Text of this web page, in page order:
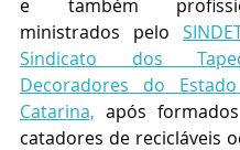
e também
ministrados pelo
Sindicato dos
Decoradores do
Catarina, após
catadores de recicláveis